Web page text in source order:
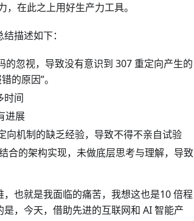
在此之上用好生产力工具。
描述如下：
的忽视，导致没有意识到 307 重定向产生的
的原因”。
时间
进展
向机制的缺乏经验，导致不得不亲自试验
合的架构实现，未做底层思考与理解，导致
也就是我面临的痛苦，我想这也是10 倍程
，今天，借助先进的互联网和 AI 智能产